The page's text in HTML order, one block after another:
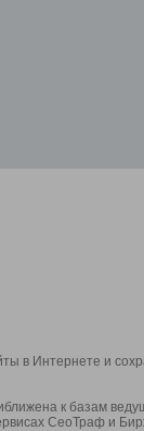
в Интернете и
к базам
СеоТраф и